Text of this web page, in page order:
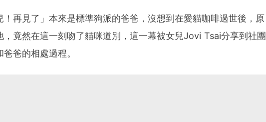
！再見了」本來是標準狗派的爸爸，沒想到在愛貓咖啡過世後，原
，竟然在這一刻吻了貓咪道別，這一幕被女兒Jovi Tsai分享到社團
爸的相處過程。